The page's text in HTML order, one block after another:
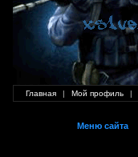
Главная | Мой профиль |
Меню сайта